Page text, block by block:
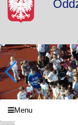
Menu